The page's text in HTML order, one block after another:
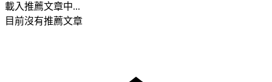
載入推薦文章中...
目前沒有推薦文章